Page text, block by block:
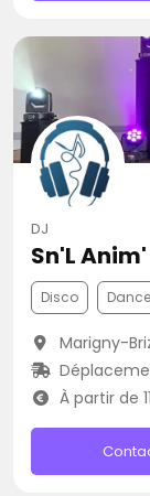
DJ
Sn'L Anim'
Disco Dance
Marigny-
À partir de